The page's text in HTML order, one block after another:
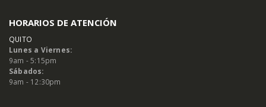
HORARIOS DE ATENCIÓN
QUITO
Lunes a Viernes:
9am - 5:15pm
Sábados:
9am - 12:30pm